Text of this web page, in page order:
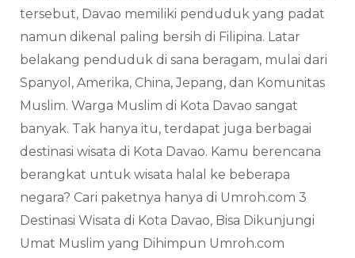
tersebut, Davao memiliki penduduk yang padat
namun dikenal paling bersih di Filipina. Latar
belakang penduduk di sana beragam, mulai dari
Spanyol, Amerika, China, Jepang, dan Komunitas
Muslim. Warga Muslim di Kota Davao sangat
banyak. Tak hanya itu, terdapat juga berbagai
destinasi wisata di Kota Davao. Kamu berencana
berangkat untuk wisata halal ke beberapa
negara? Cari paketnya hanya di Umroh.com 3
Destinasi Wisata di Kota Davao, Bisa Dikunjungi
Umat Muslim yang Dihimpun Umroh.com